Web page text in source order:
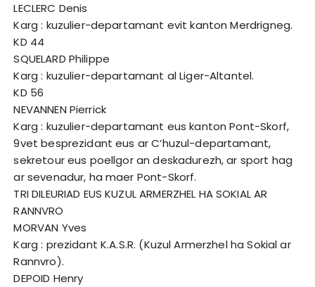
LECLERC Denis
Karg : kuzulier-departamant evit kanton Merdrigneg.
KD 44
SQUELARD Philippe
Karg : kuzulier-departamant al Liger-Altantel.
KD 56
NEVANNEN Pierrick
Karg : kuzulier-departamant eus kanton Pont-Skorf,
9vet besprezidant eus ar C’huzul-departamant,
sekretour eus poellgor an deskadurezh, ar sport hag
ar sevenadur, ha maer Pont-Skorf.
TRI DILEURIAD EUS KUZUL ARMERZHEL HA SOKIAL AR
RANNVRO
MORVAN Yves
Karg : prezidant K.A.S.R. (Kuzul Armerzhel ha Sokial ar
Rannvro).
DEPOID Henry